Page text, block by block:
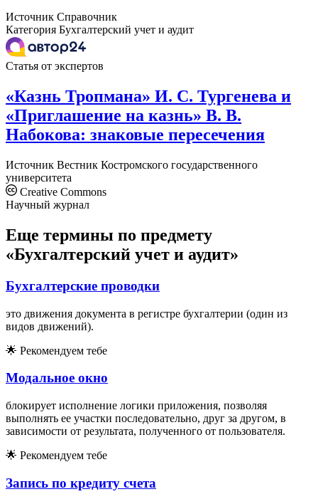
Источник Справочник
Категория Бухгалтерский учет и аудит
Статья от экспертов
«Казнь Тропмана» И. С. Тургенева и
«Приглашение на казнь» В. В.
Набокова: знаковые пересечения
Источник Вестник Костромского государственного
университета
Creative Commons
Научный журнал
Еще термины по предмету
«Бухгалтерский учет и аудит»
Бухгалтерские проводки
это движения документа в регистре бухгалтерии (один из
видов движений).
🌟 Рекомендуем тебе
Модальное окно
блокирует исполнение логики приложения, позволяя
выполнять ее участки последовательно, друг за другом, в
зависимости от результата, полученного от пользователя.
🌟 Рекомендуем тебе
Запись по кредиту счета